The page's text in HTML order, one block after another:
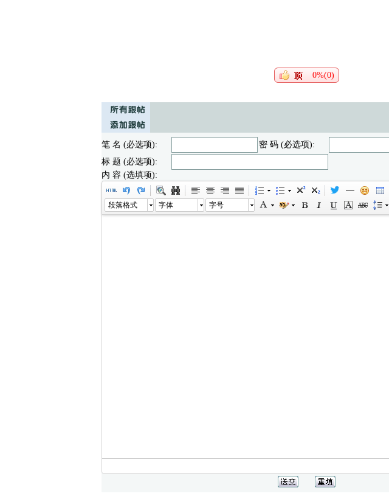
0%(0)
笔 名 (必选项): 密 码 (必选项):
标 题 (必选项):
内 容 (选填项):
段落格式 字体 字号